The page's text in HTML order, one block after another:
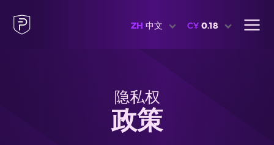
ZH 中文 C¥ 0.18
隐私权
政策